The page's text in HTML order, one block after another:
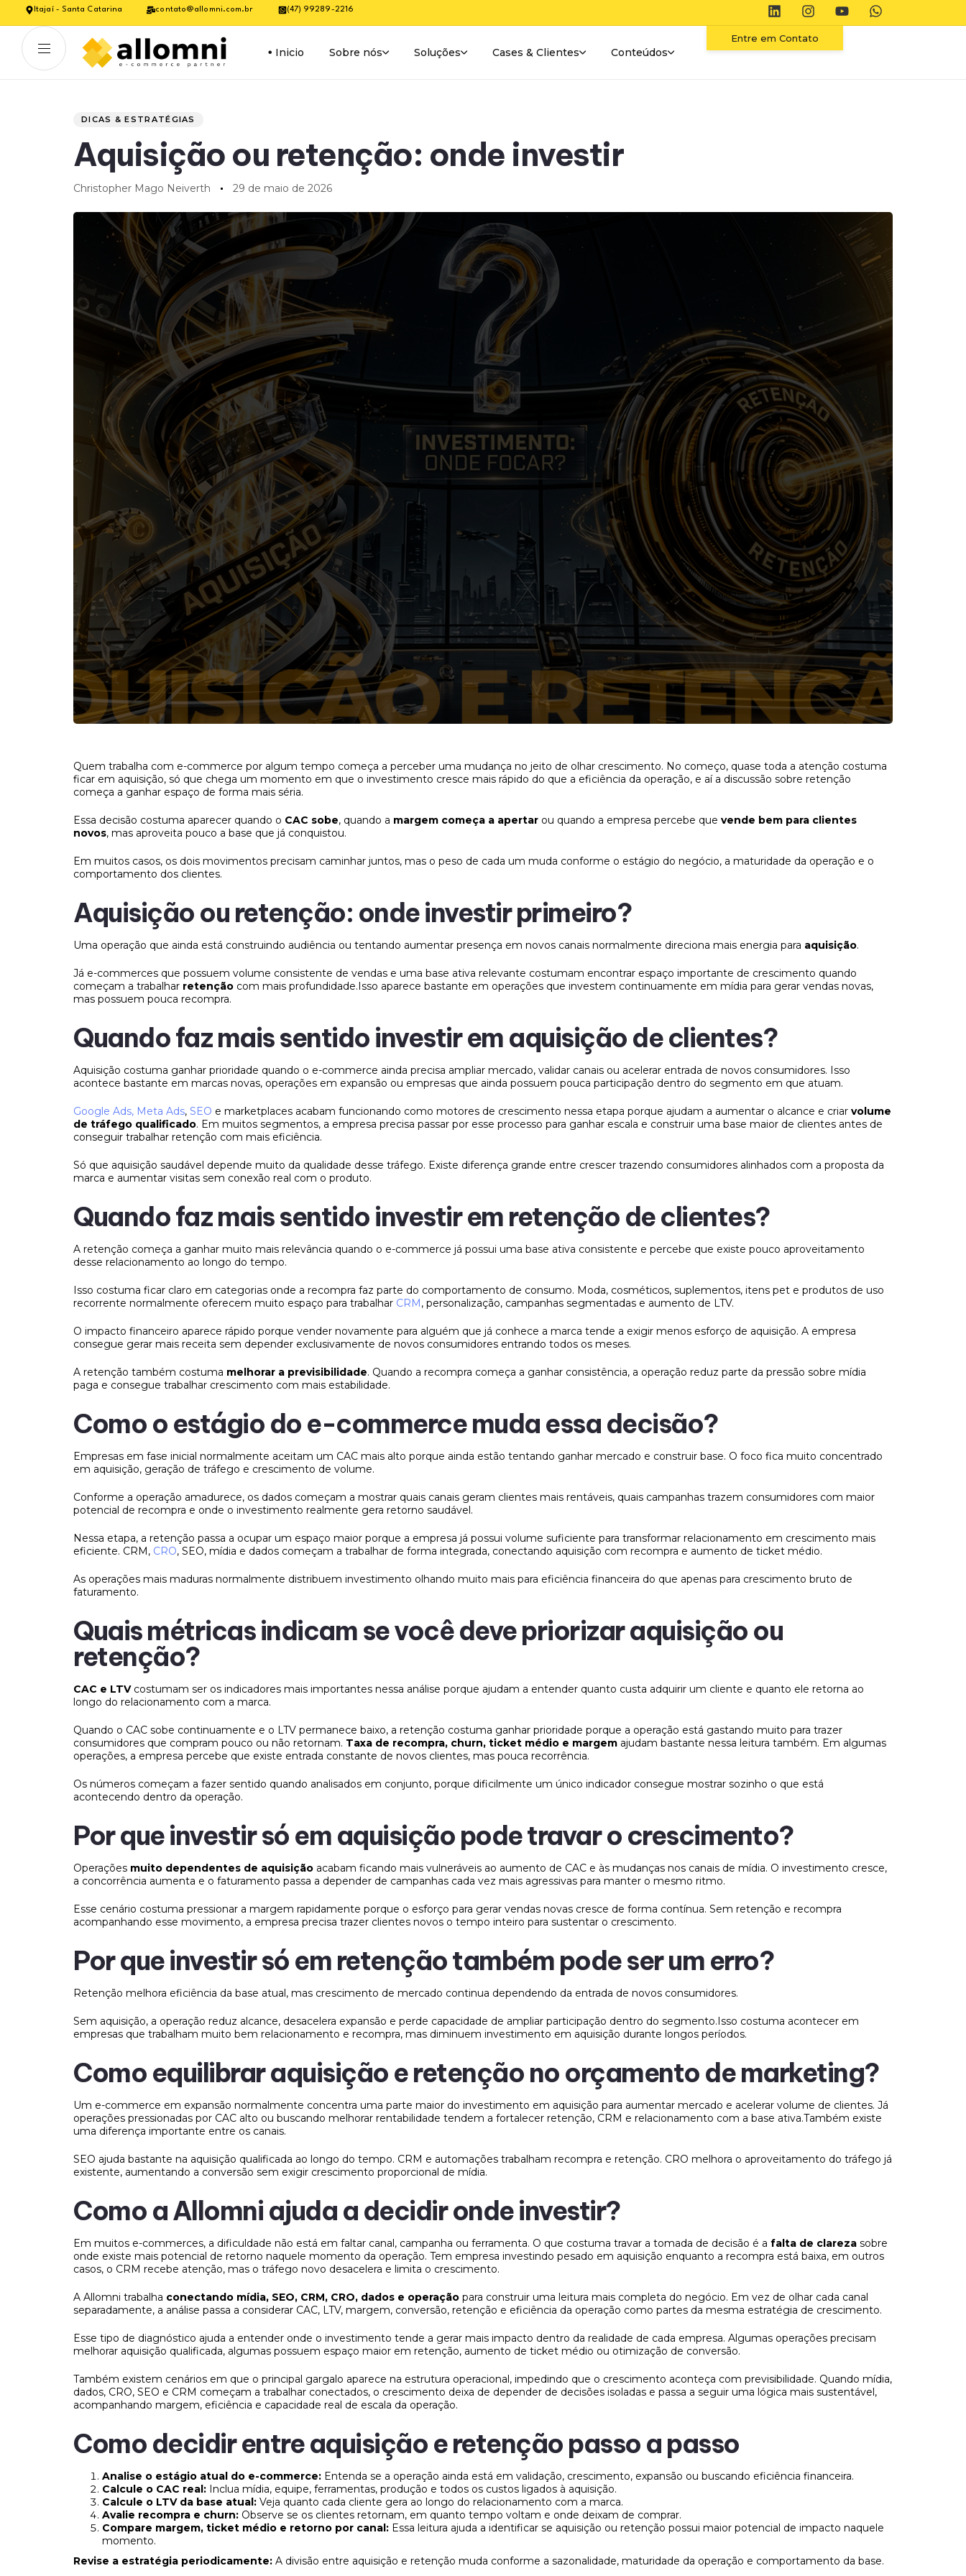
Itajaí - Santa Catarina contato@allomni.com.br (47) 99289-2216
Inicio Sobre nós Soluções Cases & Clientes Conteúdos
Entre em Contato
DICAS & ESTRATÉGIAS
Aquisição ou retenção: onde investir
Christopher Mago Neiverth 29 de maio de 2026
Quem trabalha com e-commerce por algum tempo começa a perceber uma mudança no jeito de olhar crescimento. No começo, quase toda a atenção costuma
ficar em aquisição, só que chega um momento em que o investimento cresce mais rápido do que a eficiência da operação, e aí a discussão sobre retenção
começa a ganhar espaço de forma mais séria.
Essa decisão costuma aparecer quando o CAC sobe, quando a margem começa a apertar ou quando a empresa percebe que vende bem para clientes
novos, mas aproveita pouco a base que já conquistou.
Em muitos casos, os dois movimentos precisam caminhar juntos, mas o peso de cada um muda conforme o estágio do negócio, a maturidade da operação e o
comportamento dos clientes.
Aquisição ou retenção: onde investir primeiro?
Uma operação que ainda está construindo audiência ou tentando aumentar presença em novos canais normalmente direciona mais energia para aquisição.
Já e-commerces que possuem volume consistente de vendas e uma base ativa relevante costumam encontrar espaço importante de crescimento quando
começam a trabalhar retenção com mais profundidade.Isso aparece bastante em operações que investem continuamente em mídia para gerar vendas novas,
mas possuem pouca recompra.
Quando faz mais sentido investir em aquisição de clientes?
Aquisição costuma ganhar prioridade quando o e-commerce ainda precisa ampliar mercado, validar canais ou acelerar entrada de novos consumidores. Isso
acontece bastante em marcas novas, operações em expansão ou empresas que ainda possuem pouca participação dentro do segmento em que atuam.
Google Ads, Meta Ads, SEO e marketplaces acabam funcionando como motores de crescimento nessa etapa porque ajudam a aumentar o alcance e criar volume
de tráfego qualificado. Em muitos segmentos, a empresa precisa passar por esse processo para ganhar escala e construir uma base maior de clientes antes de
conseguir trabalhar retenção com mais eficiência.
Só que aquisição saudável depende muito da qualidade desse tráfego. Existe diferença grande entre crescer trazendo consumidores alinhados com a proposta da
marca e aumentar visitas sem conexão real com o produto.
Quando faz mais sentido investir em retenção de clientes?
A retenção começa a ganhar muito mais relevância quando o e-commerce já possui uma base ativa consistente e percebe que existe pouco aproveitamento
desse relacionamento ao longo do tempo.
Isso costuma ficar claro em categorias onde a recompra faz parte do comportamento de consumo. Moda, cosméticos, suplementos, itens pet e produtos de uso
recorrente normalmente oferecem muito espaço para trabalhar CRM , personalização, campanhas segmentadas e aumento de LTV.
O impacto financeiro aparece rápido porque vender novamente para alguém que já conhece a marca tende a exigir menos esforço de aquisição. A empresa
consegue gerar mais receita sem depender exclusivamente de novos consumidores entrando todos os meses.
A retenção também costuma melhorar a previsibilidade. Quando a recompra começa a ganhar consistência, a operação reduz parte da pressão sobre mídia
paga e consegue trabalhar crescimento com mais estabilidade.
Como o estágio do e-commerce muda essa decisão?
Empresas em fase inicial normalmente aceitam um CAC mais alto porque ainda estão tentando ganhar mercado e construir base. O foco fica muito concentrado
em aquisição, geração de tráfego e crescimento de volume.
Conforme a operação amadurece, os dados começam a mostrar quais canais geram clientes mais rentáveis, quais campanhas trazem consumidores com maior
potencial de recompra e onde o investimento realmente gera retorno saudável.
Nessa etapa, a retenção passa a ocupar um espaço maior porque a empresa já possui volume suficiente para transformar relacionamento em crescimento mais
eficiente. CRM, CRO, SEO, mídia e dados começam a trabalhar de forma integrada, conectando aquisição com recompra e aumento de ticket médio.
As operações mais maduras normalmente distribuem investimento olhando muito mais para eficiência financeira do que apenas para crescimento bruto de
faturamento.
Quais métricas indicam se você deve priorizar aquisição ou
retenção?
CAC e LTVcostumam ser os indicadores mais importantes nessa análise porque ajudam a entender quanto custa adquirir um cliente e quanto ele retorna ao
longo do relacionamento com a marca.
Quando o CAC sobe continuamente e o LTV permanece baixo, a retenção costuma ganhar prioridade porque a operação está gastando muito para trazer
consumidores que compram pouco ou não retornam. Taxa de recompra, churn, ticket médio e margem ajudam bastante nessa leitura também. Em algumas
operações, a empresa percebe que existe entrada constante de novos clientes, mas pouca recorrência.
Os números começam a fazer sentido quando analisados em conjunto, porque dificilmente um único indicador consegue mostrar sozinho o que está
acontecendo dentro da operação.
Por que investir só em aquisição pode travar o crescimento?
Operações muito dependentes de aquisição acabam ficando mais vulneráveis ao aumento de CAC e às mudanças nos canais de mídia. O investimento cresce,
a concorrência aumenta e o faturamento passa a depender de campanhas cada vez mais agressivas para manter o mesmo ritmo.
Esse cenário costuma pressionar a margem rapidamente porque o esforço para gerar vendas novas cresce de forma contínua. Sem retenção e recompra
acompanhando esse movimento, a empresa precisa trazer clientes novos o tempo inteiro para sustentar o crescimento.
Por que investir só em retenção também pode ser um erro?
Retenção melhora eficiência da base atual, mas crescimento de mercado continua dependendo da entrada de novos consumidores.
Sem aquisição, a operação reduz alcance, desacelera expansão e perde capacidade de ampliar participação dentro do segmento.Isso costuma acontecer em
empresas que trabalham muito bem relacionamento e recompra, mas diminuem investimento em aquisição durante longos períodos.
Como equilibrar aquisição e retenção no orçamento de marketing?
Um e-commerce em expansão normalmente concentra uma parte maior do investimento em aquisição para aumentar mercado e acelerar volume de clientes. Já
operações pressionadas por CAC alto ou buscando melhorar rentabilidade tendem a fortalecer retenção, CRM e relacionamento com a base ativa.Também existe
uma diferença importante entre os canais.
SEO ajuda bastante na aquisição qualificada ao longo do tempo. CRM e automações trabalham recompra e retenção. CRO melhora o aproveitamento do tráfego já
existente, aumentando a conversão sem exigir crescimento proporcional de mídia.
Como a Allomni ajuda a decidir onde investir?
Em muitos e-commerces, a dificuldade não está em faltar canal, campanha ou ferramenta. O que costuma travar a tomada de decisão é a falta de clareza sobre
onde existe mais potencial de retorno naquele momento da operação. Tem empresa investindo pesado em aquisição enquanto a recompra está baixa, em outros
casos, o CRM recebe atenção, mas o tráfego novo desacelera e limita o crescimento.
A Allomni trabalha conectando mídia, SEO, CRM, CRO, dados e operação para construir uma leitura mais completa do negócio. Em vez de olhar cada canal
separadamente, a análise passa a considerar CAC, LTV, margem, conversão, retenção e eficiência da operação como partes da mesma estratégia de crescimento.
Esse tipo de diagnóstico ajuda a entender onde o investimento tende a gerar mais impacto dentro da realidade de cada empresa. Algumas operações precisam
melhorar aquisição qualificada, algumas possuem espaço maior em retenção, aumento de ticket médio ou otimização de conversão.
Também existem cenários em que o principal gargalo aparece na estrutura operacional, impedindo que o crescimento aconteça com previsibilidade. Quando mídia,
dados, CRO, SEO e CRM começam a trabalhar conectados, o crescimento deixa de depender de decisões isoladas e passa a seguir uma lógica mais sustentável,
acompanhando margem, eficiência e capacidade real de escala da operação.
Como decidir entre aquisição e retenção passo a passo
Analise o estágio atual do e-commerce: Entenda se a operação ainda está em validação, crescimento, expansão ou buscando eficiência financeira.
Calcule o CAC real: Inclua mídia, equipe, ferramentas, produção e todos os custos ligados à aquisição.
Calcule o LTV da base atual: Veja quanto cada cliente gera ao longo do relacionamento com a marca.
Avalie recompra e churn: Observe se os clientes retornam, em quanto tempo voltam e onde deixam de comprar.
Compare margem, ticket médio e retorno por canal: Essa leitura ajuda a identificar se aquisição ou retenção possui maior potencial de impacto naquele
momento.
Revise a estratégia periodicamente: A divisão entre aquisição e retenção muda conforme a sazonalidade, maturidade da operação e comportamento da base.